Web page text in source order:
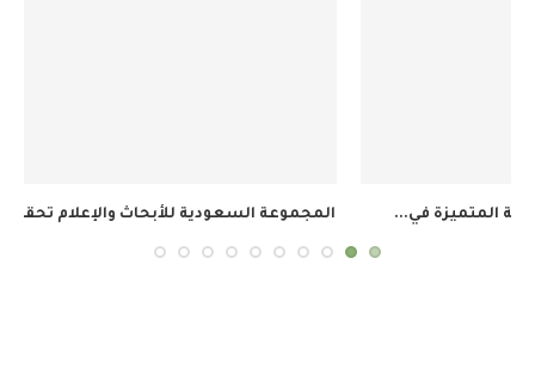
المجموعة السعودية للأبحاث والإعلام تحقق 34.8 مليون ريال...